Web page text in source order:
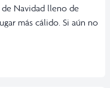
Navidad lleno de
más cálido. Si aún no